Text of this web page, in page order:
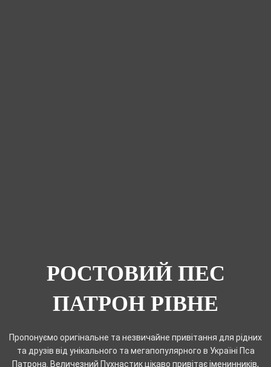
РОСТОВИЙ ПЕС
ПАТРОН РІВНЕ
Пропонуємо оригінальне та незвичайне привітання для рідних
та друзів від унікального та мегапопулярного в Україні Пса
Патрона. Величезний Пухнастик цікаво привітає іменинників,